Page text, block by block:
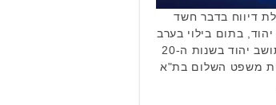
דיווח בדבר חשד
של תושב יהוד, בתום בילוי בערב
שישי. שוטרי תחנת מסובים עצרו את החשוד, תושב יהוד בשנות ה-20
משפט השלום בת"א